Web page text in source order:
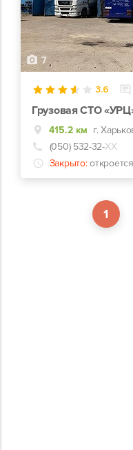
7
3.6
Грузовая СТО
415.2 км г.
(050) 532-32-ХХ
Закрыто:
1